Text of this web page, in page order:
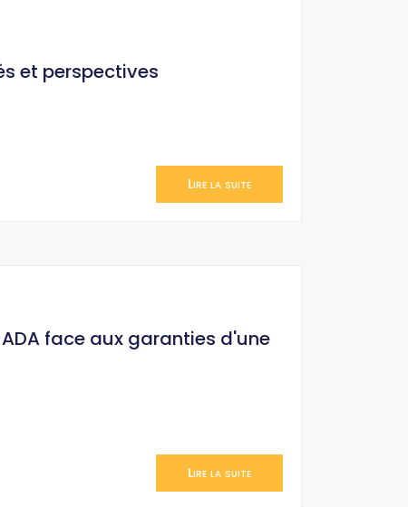
et perspectives
Lire la suite
face aux garanties d'une
Lire la suite